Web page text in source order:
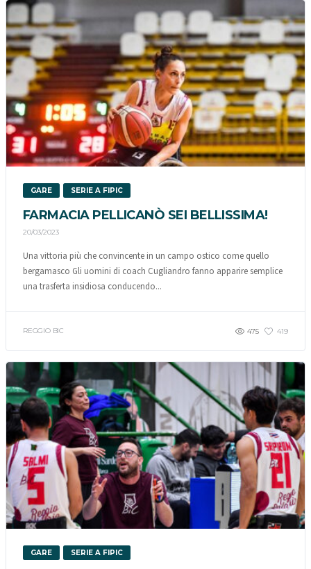
GARE SERIE A FIPIC
FARMACIA PELLICANÒ SEI BELLISSIMA!
20/03/2023
Una vittoria più che convincente in un campo ostico come quello
bergamasco Gli uomini di coach Cugliandro fanno apparire semplice
una trasferta insidiosa conducendo...
REGGIO BIC 475 419
GARE SERIE A FIPIC